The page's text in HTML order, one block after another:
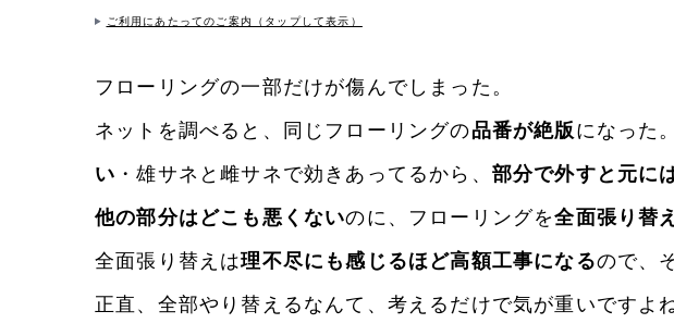
ご利用にあたってのご案内（タップして表示）
フローリングの一部だけが傷んでしまった。
ネットを調べると、同じフローリングの品番が絶版 になった
い ・雄サネと雌サネで効きあってるから、 部分で外すと元に
他の部分はどこも悪くないのに、フローリングを全面張り替
全面張り替えは理不尽にも感じるほど高額工事になるので、
正直、全部やり替えるなんて、考えるだけで気が重いですよね